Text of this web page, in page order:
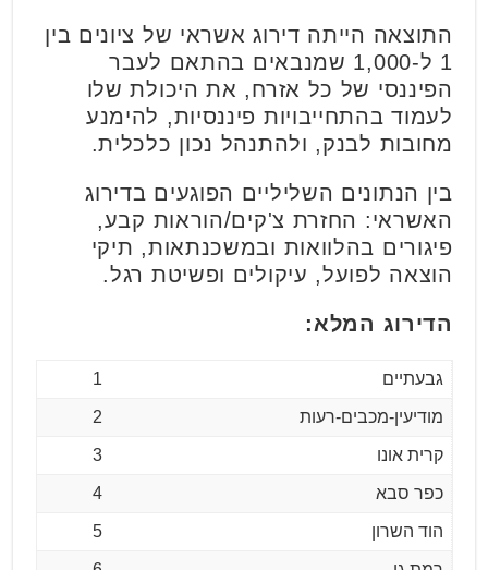
התוצאה הייתה דירוג אשראי של ציונים בין
1 ל-1,000 שמנבאים בהתאם לעבר
הפיננסי של כל אזרח, את היכולת שלו
לעמוד בהתחייבויות פיננסיות, להימנע
מחובות לבנק, ולהתנהל נכון כלכלית.
בין הנתונים השליליים הפוגעים בדירוג
האשראי: החזרת צ'קים/הוראות קבע,
פיגורים בהלוואות ובמשכנתאות, תיקי
הוצאה לפועל, עיקולים ופשיטת רגל.
הדירוג המלא:
גבעתיים 1
מודיעין-מכבים-רעות 2
קרית אונו 3
כפר סבא 4
הוד השרון 5